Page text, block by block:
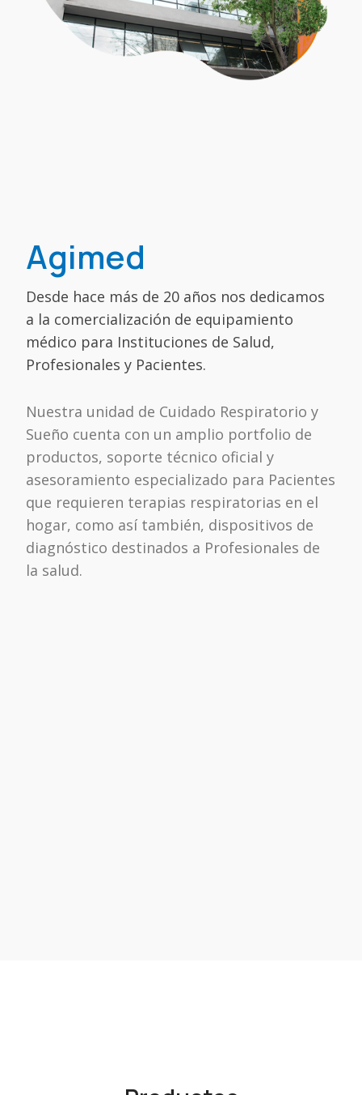
Agimed
Desde hace más de 20 años nos dedicamos
a la comercialización de equipamiento
médico para Instituciones de Salud,
Profesionales y Pacientes.
Nuestra unidad de Cuidado Respiratorio y
Sueño cuenta con un amplio portfolio de
productos, soporte técnico oficial y
asesoramiento especializado para Pacientes
que requieren terapias respiratorias en el
hogar, como así también, dispositivos de
diagnóstico destinados a Profesionales de
la salud.